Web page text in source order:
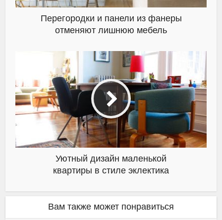
Перегородки и панели из фанеры
отменяют лишнюю мебель
Уютный дизайн маленькой
квартиры в стиле эклектика
Вам также может понравиться